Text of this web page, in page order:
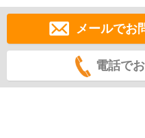
メールでお
電話で